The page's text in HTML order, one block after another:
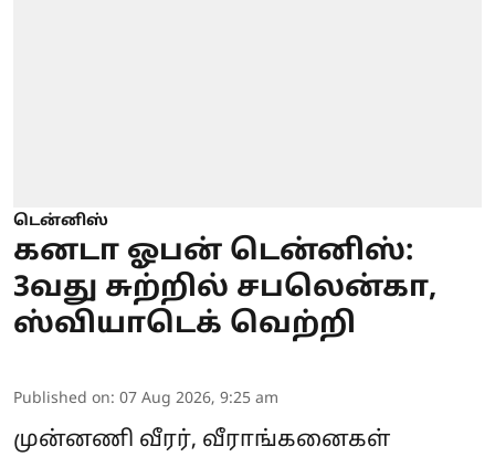
டென்னிஸ்
கனடா ஓபன் டென்னிஸ்:
3வது சுற்றில் சபலென்கா,
ஸ்வியாடெக் வெற்றி
Published on: 07 Aug 2026, 9:25 am
முன்னணி வீரர், வீராங்கனைகள்